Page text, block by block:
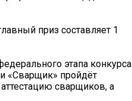
приз составляет 1
этапа конкурса
«Сварщик» пройдёт
сварщиков, а